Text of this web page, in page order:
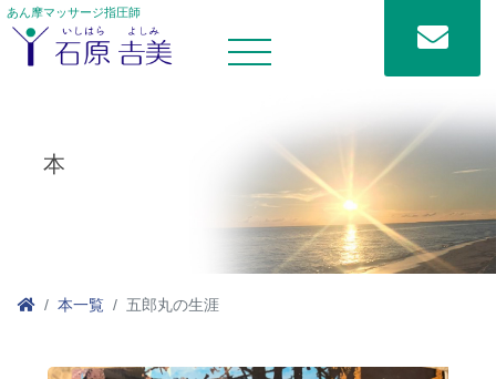
あん摩マッサージ指圧師
本
本一覧 五郎丸の生涯